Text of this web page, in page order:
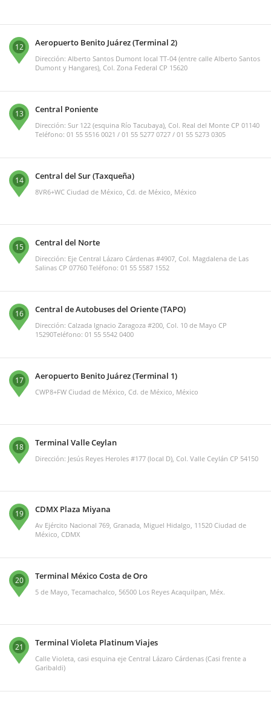
12 Aeropuerto Benito Juárez (Terminal 2)
Dirección: Alberto Santos Dumont local TT-04 (entre calle Alberto Santos
Dumont y Hangares), Col. Zona Federal CP 15620
13 Central Poniente
Dirección: Sur 122 (esquina Río Tacubaya), Col. Real del Monte CP 01140
Teléfono: 01 55 5516 0021 / 01 55 5277 0727 / 01 55 5273 0305
14 Central del Sur (Taxqueña)
8VR6+WC Ciudad de México, Cd. de México, México
15 Central del Norte
Dirección: Eje Central Lázaro Cárdenas #4907, Col. Magdalena de Las
Salinas CP 07760 Teléfono: 01 55 5587 1552
16 Central de Autobuses del Oriente (TAPO)
Dirección: Calzada Ignacio Zaragoza #200, Col. 10 de Mayo CP
15290Teléfono: 01 55 5542 0400
17 Aeropuerto Benito Juárez (Terminal 1)
CWP8+FW Ciudad de México, Cd. de México, México
18 Terminal Valle Ceylan
Dirección: Jesús Reyes Heroles #177 (local D), Col. Valle Ceylán CP 54150
19 CDMX Plaza Miyana
Av Ejército Nacional 769, Granada, Miguel Hidalgo, 11520 Ciudad de
México, CDMX
20 Terminal México Costa de Oro
5 de Mayo, Tecamachalco, 56500 Los Reyes Acaquilpan, Méx.
21 Terminal Violeta Platinum Viajes
Calle Violeta, casi esquina eje Central Lázaro Cárdenas (Casi frente a
Garibaldi)